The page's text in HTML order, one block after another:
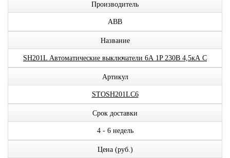
Производитель
ABB
Название
SH201L Автоматические выключатели 6А 1P 230В 4,5кА C
Артикул
STOSH201LC6
Срок доставки
4 - 6 недель
Цена (руб.)